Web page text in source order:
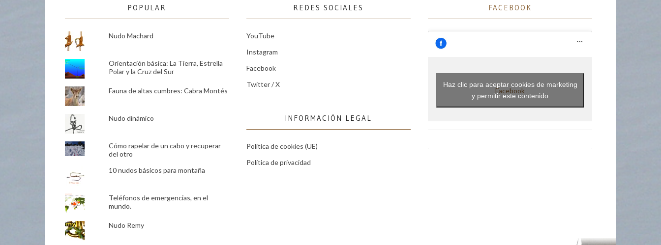
POPULAR
Nudo Machard
Orientación básica: La Tierra, Estrella
Polar y la Cruz del Sur
Fauna de altas cumbres: Cabra Montés
Nudo dinámico
Cómo rapelar de un cabo y recuperar
del otro
10 nudos básicos para montaña
Teléfonos de emergencias, en el
mundo.
Nudo Remy
REDES SOCIALES
YouTube
Instagram
Facebook
Twitter / X
INFORMACIÓN LEGAL
Política de cookies (UE)
Política de privacidad
FACEBOOK
Facebook
Haz clic para aceptar cookies de marketing
y permitir este contenido